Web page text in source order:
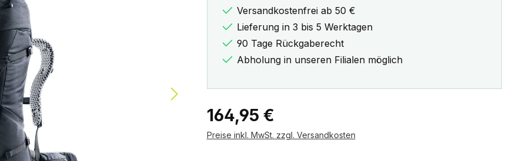
Versandkostenfrei ab 50 €
Lieferung in 3 bis 5 Werktagen
90 Tage Rückgaberecht
Abholung in unseren Filialen möglich
Regulärer Preis:
164,95 €
Preise inkl. MwSt. zzgl. Versandkosten